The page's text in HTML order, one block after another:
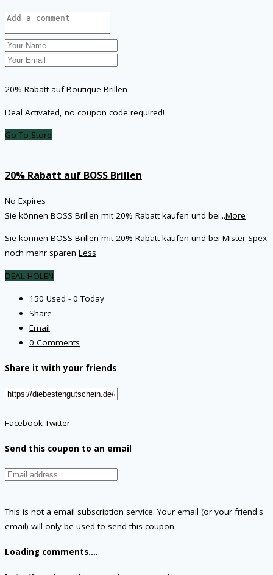
20% Rabatt auf Boutique Brillen
Deal Activated, no coupon code required!
Go To Store
20% Rabatt auf BOSS Brillen
No Expires
Sie können BOSS Brillen mit 20% Rabatt kaufen und bei...More
Sie können BOSS Brillen mit 20% Rabatt kaufen und bei Mister Spex
noch mehr sparen Less
DEAL HOLEN
150 Used - 0 Today
Share
Email
0 Comments
Share it with your friends
FacebookTwitter
Send this coupon to an email
This is not a email subscription service. Your email (or your friend's
email) will only be used to send this coupon.
Loading comments....